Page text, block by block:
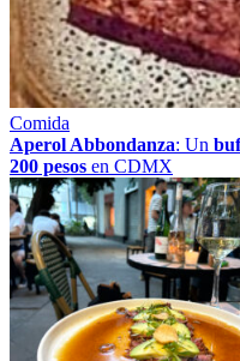
Comida
Aperol Abbondanza: Un
200 pesos en CDMX